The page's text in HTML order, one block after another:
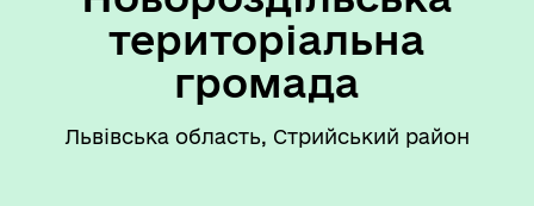
територіальна
громада
Львівська область, Стрийський район